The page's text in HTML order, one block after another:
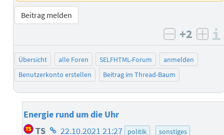
Beitrag melden
negativ
+2
Übersicht alle Foren SELFHTML-Forum
anmelden
Benutzerkonto erstellen
Beitrag im Thread-Baum
Energie rund um die Uhr
TS Homepage
22.10.2021 21:27 politik
sonstiges